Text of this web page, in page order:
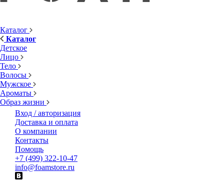
Каталог
Каталог
Детское
Лицо
Тело
Волосы
Мужское
Ароматы
Образ жизни
Вход / авторизация
Доставка и оплата
О компании
Контакты
Помощь
+7 (499) 322-10-47
info@foamstore.ru